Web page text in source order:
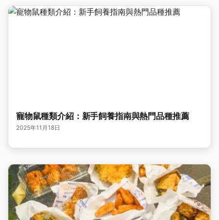
寵物鼠種類介紹：新手飼養指南與熱門品種推薦
2025年11月18日